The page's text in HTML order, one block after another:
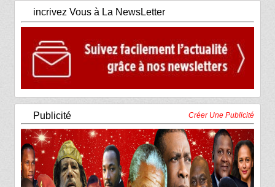
incrivez Vous à La NewsLetter
Publicité Créer Une Publicité